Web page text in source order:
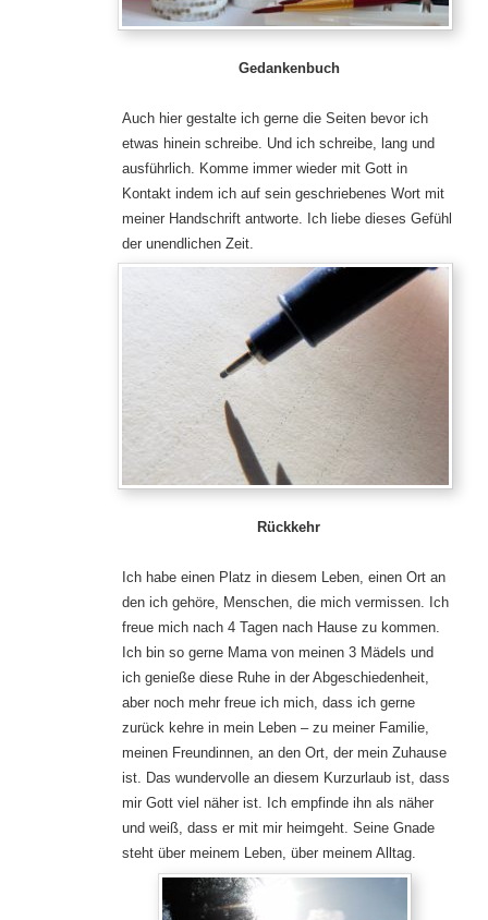
Gedankenbuch
Auch hier gestalte ich gerne die Seiten bevor ich
etwas hinein schreibe. Und ich schreibe, lang und
ausführlich. Komme immer wieder mit Gott in
Kontakt indem ich auf sein geschriebenes Wort mit
meiner Handschrift antworte. Ich liebe dieses Gefühl
der unendlichen Zeit.
Rückkehr
Ich habe einen Platz in diesem Leben, einen Ort an
den ich gehöre, Menschen, die mich vermissen. Ich
freue mich nach 4 Tagen nach Hause zu kommen.
Ich bin so gerne Mama von meinen 3 Mädels und
ich genieße diese Ruhe in der Abgeschiedenheit,
aber noch mehr freue ich mich, dass ich gerne
zurück kehre in mein Leben – zu meiner Familie,
meinen Freundinnen, an den Ort, der mein Zuhause
ist. Das wundervolle an diesem Kurzurlaub ist, dass
mir Gott viel näher ist. Ich empfinde ihn als näher
und weiß, dass er mit mir heimgeht. Seine Gnade
steht über meinem Leben, über meinem Alltag.